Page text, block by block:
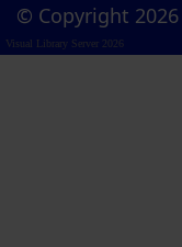
© Copyright
Visual Library Server 2026